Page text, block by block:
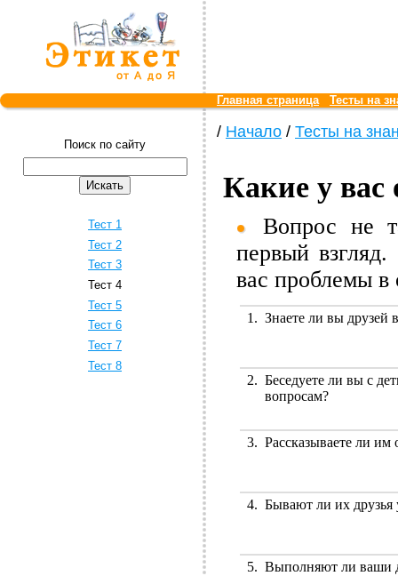
Главная страница Тесты на
Поиск по сайту
Тест 1
Тест 2
Тест 3
Тест 4
Тест 5
Тест 6
Тест 7
Тест 8
/ Начало / Тесты на
Какие у вас
Вопрос не
первый
вас проблемы
1. Знаете ли вы друзей
2. Беседуете ли вы с
вопросам?
3. Рассказываете ли им
4. Бывают ли их друзья
5. Выполняют ли ваши